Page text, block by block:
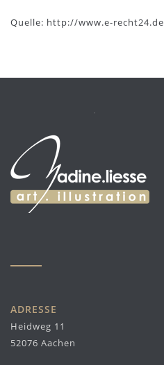
Quelle: http://www.e-recht24.de
ADRESSE
Heidweg 11
52076 Aachen